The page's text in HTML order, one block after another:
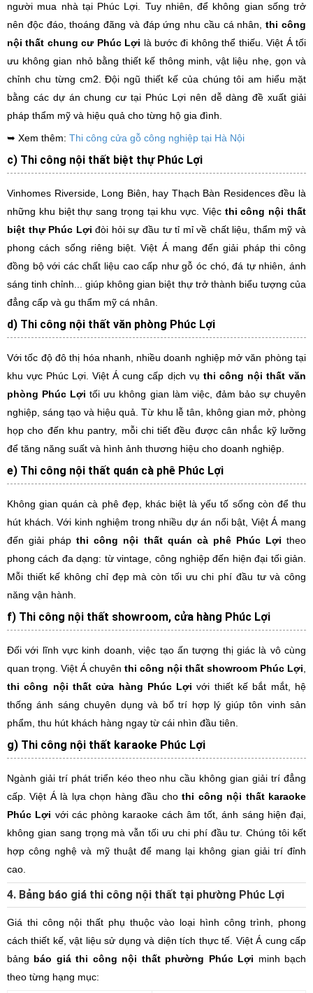
người mua nhà tại Phúc Lợi. Tuy nhiên, để không gian sống trở
nên độc đáo, thoáng đãng và đáp ứng nhu cầu cá nhân,thi công
nội thất chung cư Phúc Lợi là bước đi không thể thiếu. Việt Á tối
ưu không gian nhỏ bằng thiết kế thông minh, vật liệu nhẹ, gọn và
chỉnh chu từng cm2. Đội ngũ thiết kế của chúng tôi am hiểu mặt
bằng các dự án chung cư tại Phúc Lợi nên dễ dàng đề xuất giải
pháp thẩm mỹ và hiệu quả cho từng hộ gia đình.
➥ Xem thêm: Thi công cửa gỗ công nghiệp tại Hà Nội
c) Thi công nội thất biệt thự Phúc Lợi
Vinhomes Riverside, Long Biên, hay Thạch Bàn Residences đều là
những khu biệt thự sang trọng tại khu vực. Việc thi công nội thất
biệt thự Phúc Lợi đòi hỏi sự đầu tư tỉ mỉ về chất liệu, thẩm mỹ và
phong cách sống riêng biệt. Việt Á mang đến giải pháp thi công
đồng bộ với các chất liệu cao cấp như gỗ óc chó, đá tự nhiên, ánh
sáng tinh chỉnh... giúp không gian biệt thự trở thành biểu tượng của
đẳng cấp và gu thẩm mỹ cá nhân.
d) Thi công nội thất văn phòng Phúc Lợi
Với tốc độ đô thị hóa nhanh, nhiều doanh nghiệp mở văn phòng tại
khu vực Phúc Lợi. Việt Á cung cấp dịch vụ thi công nội thất văn
phòng Phúc Lợi tối ưu không gian làm việc, đảm bảo sự chuyên
nghiệp, sáng tạo và hiệu quả. Từ khu lễ tân, không gian mở, phòng
họp cho đến khu pantry, mỗi chi tiết đều được cân nhắc kỹ lưỡng
để tăng năng suất và hình ảnh thương hiệu cho doanh nghiệp.
e) Thi công nội thất quán cà phê Phúc Lợi
Không gian quán cà phê đẹp, khác biệt là yếu tố sống còn để thu
hút khách. Với kinh nghiệm trong nhiều dự án nổi bật, Việt Á mang
đến giải phápthi công nội thất quán cà phê Phúc Lợi theo
phong cách đa dạng: từ vintage, công nghiệp đến hiện đại tối giản.
Mỗi thiết kế không chỉ đẹp mà còn tối ưu chi phí đầu tư và công
năng vận hành.
f) Thi công nội thất showroom, cửa hàng Phúc Lợi
Đối với lĩnh vực kinh doanh, việc tạo ấn tượng thị giác là vô cùng
quan trọng. Việt Á chuyên thi công nội thất showroom Phúc Lợi
thi công nội thất cửa hàng Phúc Lợi với thiết kế bắt mắt, hệ
thống ánh sáng chuyên dụng và bố trí hợp lý giúp tôn vinh sản
phẩm, thu hút khách hàng ngay từ cái nhìn đầu tiên.
g) Thi công nội thất karaoke Phúc Lợi
Ngành giải trí phát triển kéo theo nhu cầu không gian giải trí đẳng
cấp. Việt Á là lựa chọn hàng đầu chothi công nội thất karaoke
Phúc Lợi với các phòng karaoke cách âm tốt, ánh sáng hiện đại,
không gian sang trọng mà vẫn tối ưu chi phí đầu tư. Chúng tôi kết
hợp công nghệ và mỹ thuật để mang lại không gian giải trí đỉnh
cao.
4. Bảng báo giá thi công nội thất tại phường Phúc Lợi
Giá thi công nội thất phụ thuộc vào loại hình công trình, phong
cách thiết kế, vật liệu sử dụng và diện tích thực tế. Việt Á cung cấp
bảng báo giá thi công nội thất phường Phúc Lợi minh bạch
theo từng hạng mục: